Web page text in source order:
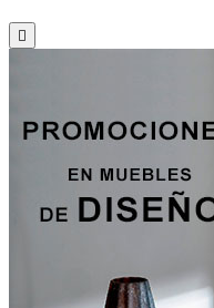
